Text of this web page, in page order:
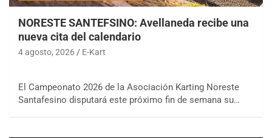
NORESTE SANTEFSINO: Avellaneda recibe una
nueva cita del calendario
4 agosto, 2026 E-Kart
El Campeonato 2026 de la Asociación Karting Noreste
Santafesino disputará este próximo fin de semana su…